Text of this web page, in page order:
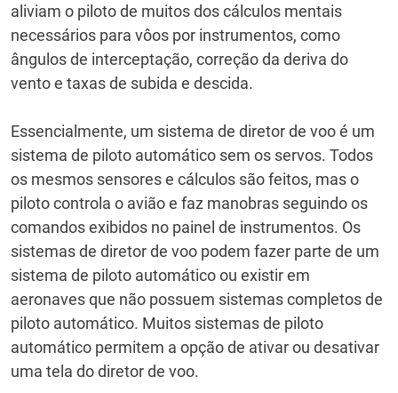
aliviam o piloto de muitos dos cálculos mentais
necessários para vôos por instrumentos, como
ângulos de interceptação, correção da deriva do
vento e taxas de subida e descida.
Essencialmente, um sistema de diretor de voo é um
sistema de piloto automático sem os servos. Todos
os mesmos sensores e cálculos são feitos, mas o
piloto controla o avião e faz manobras seguindo os
comandos exibidos no painel de instrumentos. Os
sistemas de diretor de voo podem fazer parte de um
sistema de piloto automático ou existir em
aeronaves que não possuem sistemas completos de
piloto automático. Muitos sistemas de piloto
automático permitem a opção de ativar ou desativar
uma tela do diretor de voo.